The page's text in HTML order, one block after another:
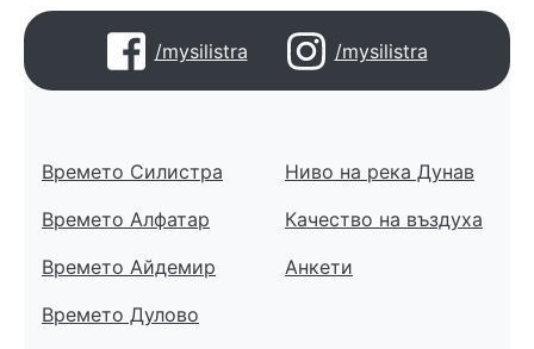
/mysilistra /mysilistra
Времето Силистра
Времето Алфатар
Времето Айдемир
Времето Дулово
Ниво на река Дунав
Качество на въздуха
Анкети